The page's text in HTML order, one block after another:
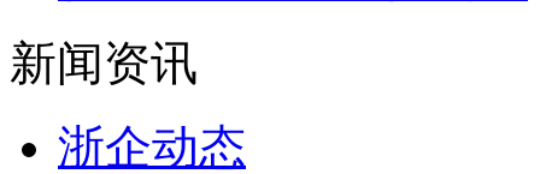
新闻资讯
浙企动态